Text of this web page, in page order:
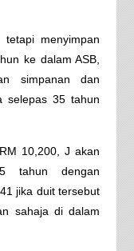
menyimpan
ke dalam ASB,
simpanan dan
selepas 35 tahun
10,200, J akan
tahun dengan
jika duit tersebut
sahaja di dalam